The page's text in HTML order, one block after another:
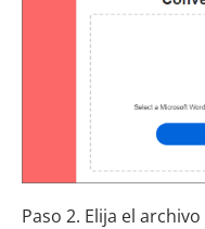
Paso 2. Elija el archivo